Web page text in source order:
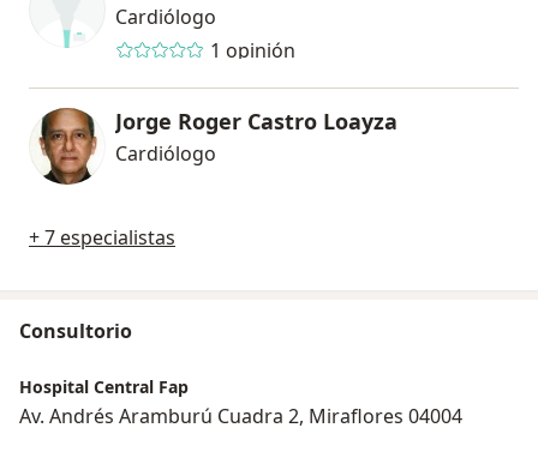
Cardiólogo
1 opinión
Jorge Roger Castro Loayza
Cardiólogo
+ 7 especialistas
Consultorio
Hospital Central Fap
Av. Andrés Aramburú Cuadra 2, Miraflores 04004